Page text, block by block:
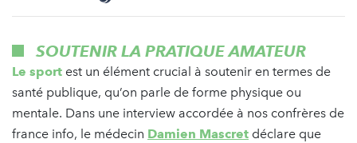
SOUTENIR LA PRATIQUE AMATEUR
Le sport est un élément crucial à soutenir en termes de
santé publique, qu’on parle de forme physique ou
mentale. Dans une interview accordée à nos confrères de
france info, le médecin Damien Mascret déclare que